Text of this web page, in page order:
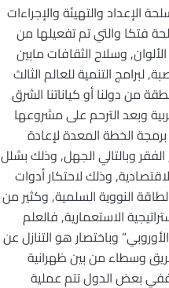
الإعداد والتهيئة والإجراءات
فتكا والتي تم تفعيلها من
وسلاح الثقافات مابين
التنمية للعالم الثالث
من دولنا أو كياناتنا الشرق
وبعد الترحم على مشروعها
الخطة المعدة لإعادة
وبالتالي الجهل, وذلك بشلل
وذلك لاحتكار أدوات
النووية السلمية, وكثير من
الاستعمارية, فالعلم
وباختصار هو التنازل عن
وسطاء من بين ظهرانية
ففي بعض الدول تتم عملية